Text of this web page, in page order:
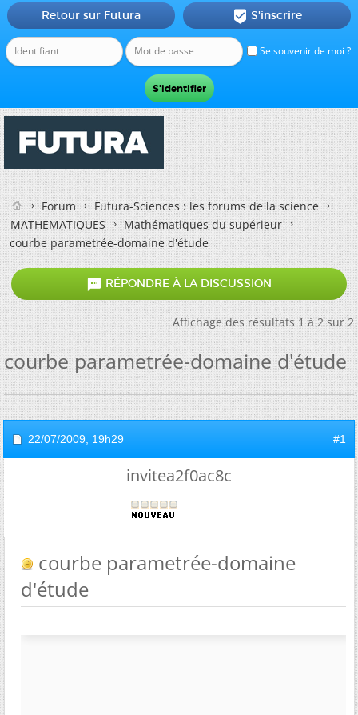
Se souvenir de moi ?
Retour sur Futura  S'inscrire
Forum
Futura-Sciences : les forums de la science
MATHEMATIQUES
Mathématiques du supérieur
courbe parametrée-domaine d'étude
 RÉPONDRE À LA DISCUSSION
Affichage des résultats 1 à 2 sur 2
courbe parametrée-domaine d'étude
22/07/2009, 19h29 #1
invitea2f0ac8c
courbe parametrée-domaine
d'étude